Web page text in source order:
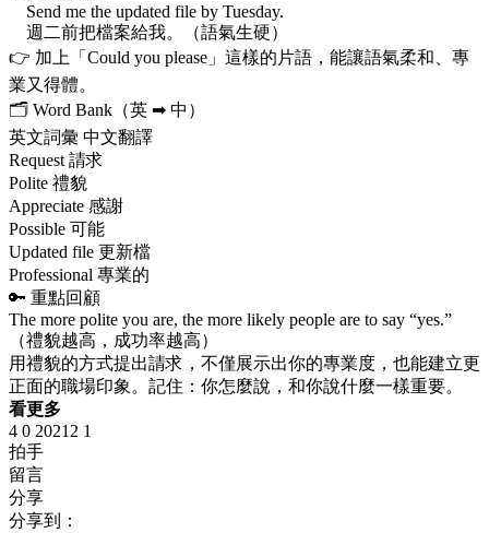
Send me the updated file by Tuesday.
週二前把檔案給我。（語氣生硬）
👉 加上「Could you please」這樣的片語，能讓語氣柔和、專
業又得體。
🗂 Word Bank（英 ➡ 中）
英文詞彙 中文翻譯
Request 請求
Polite 禮貌
Appreciate 感謝
Possible 可能
Updated file 更新檔
Professional 專業的
🔑 重點回顧
The more polite you are, the more likely people are to say “yes.”
（禮貌越高，成功率越高）
用禮貌的方式提出請求，不僅展示出你的專業度，也能建立更
正面的職場印象。記住：你怎麼說，和你說什麼一樣重要。
看更多
4 0 20212 1
拍手
留言
分享
分享到：